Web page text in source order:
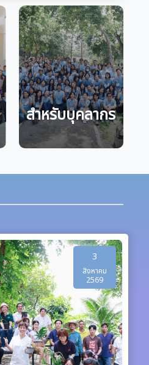
สำหรับบุคลากร
3
สิงหาคม
2569